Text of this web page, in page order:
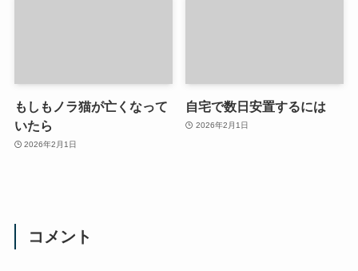
もしもノラ猫が亡くなって
いたら
2026年2月1日
自宅で数日安置するには
2026年2月1日
コメント